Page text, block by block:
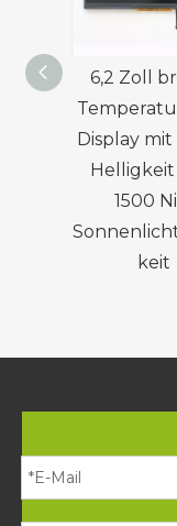
6,2 Zoll
Display
1500
keit